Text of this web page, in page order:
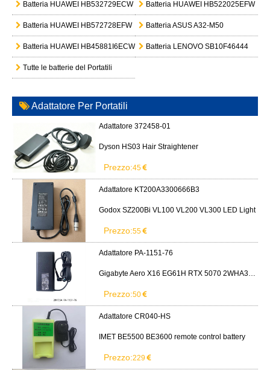
Batteria HUAWEI HB532729ECW Batteria HUAWEI HB522025EFW
Batteria HUAWEI HB572728EFW Batteria ASUS A32-M50
Batteria HUAWEI HB45881I6ECW-31ABatteria LENOVO SB10F46444
Tutte le batterie del Portatili
Adattatore Per Portatili
Adattatore 372458-01
Dyson HS03 Hair Straightener
Prezzo:45
Adattatore KT200A3300666B3
Godox SZ200Bi VL100 VL200 VL300 LED Light
Prezzo:55
Adattatore PA-1151-76
Gigabyte Aero X16 EG61H RTX 5070 2WHA3USC64AH LITEON PA-1151-76 150W adapter
Prezzo:50
Adattatore CR040-HS
IMET BE5500 BE3600 remote control battery
Prezzo:229